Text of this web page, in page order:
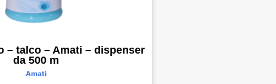
– talco – Amati – dispenser
da 500 m
Amati